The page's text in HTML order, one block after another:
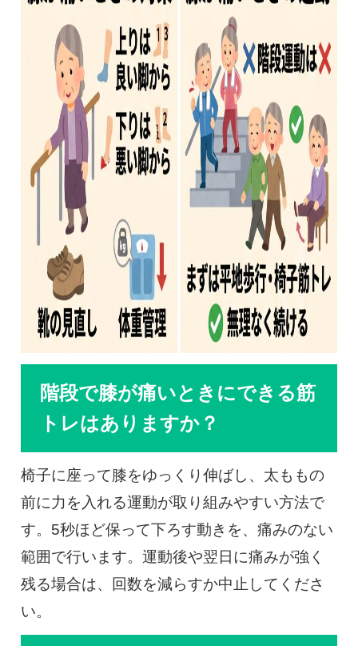
階段で膝が痛いときにできる筋
トレはありますか？
椅子に座って膝をゆっくり伸ばし、太ももの
前に力を入れる運動が取り組みやすい方法で
す。5秒ほど保って下ろす動きを、痛みのない
範囲で行います。運動後や翌日に痛みが強く
残る場合は、回数を減らすか中止してくださ
い。